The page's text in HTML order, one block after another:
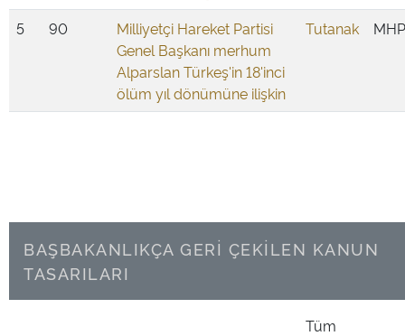
5 90
Milliyetçi Hareket Partisi
Genel Başkanı merhum
Alparslan Türkeş'in 18'inci
ölüm yıl dönümüne ilişkin
Tutanak MHP
BAŞBAKANLIKÇA GERİ ÇEKİLEN KANUN
TASARILARI
Tüm